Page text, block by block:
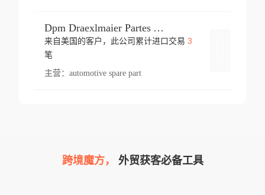
Dpm Draexlmaier Partes Automotrices Corr Ind Huejotzingo
来自美国的客户，此公司累计进口交易 3
笔
主营： automotive spare part
跨境魔方， 外贸获客必备工具